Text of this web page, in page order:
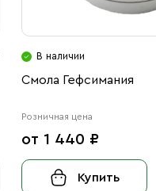
В наличии
Смола Гефсимания
Розничная цена
от 1 440 ₽
Купить